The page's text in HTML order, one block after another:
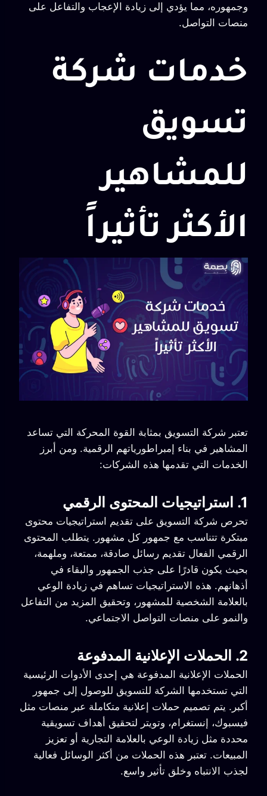
وجمهوره، مما يؤدي إلى زيادة الإعجاب والتفاعل على
منصات التواصل.
خدمات شركة
تسويق
للمشاهير
الأكثر تأثيراً
تعتبر شركة التسويق بمثابة القوة المحركة التي تساعد
المشاهير في بناء إمبراطورياتهم الرقمية. ومن أبرز
الخدمات التي تقدمها هذه الشركات:
1. استراتيجيات المحتوى الرقمي
تحرص شركة التسويق على تقديم استراتيجيات محتوى
مبتكرة تتناسب مع جمهور كل مشهور. يتطلب المحتوى
الرقمي الفعال تقديم رسائل صادقة، ممتعة، وملهمة،
بحيث يكون قادرًا على جذب الجمهور والبقاء في
أذهانهم. هذه الاستراتيجيات تساهم في زيادة الوعي
بالعلامة الشخصية للمشهور، وتحقيق المزيد من التفاعل
والنمو على منصات التواصل الاجتماعي.
2. الحملات الإعلانية المدفوعة
الحملات الإعلانية المدفوعة هي إحدى الأدوات الرئيسية
التي تستخدمها الشركة للتسويق للوصول إلى جمهور
أكبر. يتم تصميم حملات إعلانية متكاملة عبر منصات مثل
فيسبوك، إنستغرام، وتويتر لتحقيق أهداف تسويقية
محددة مثل زيادة الوعي بالعلامة التجارية أو تعزيز
المبيعات. تعتبر هذه الحملات من أكثر الوسائل فعالية
لجذب الانتباه وخلق تأثير واسع.